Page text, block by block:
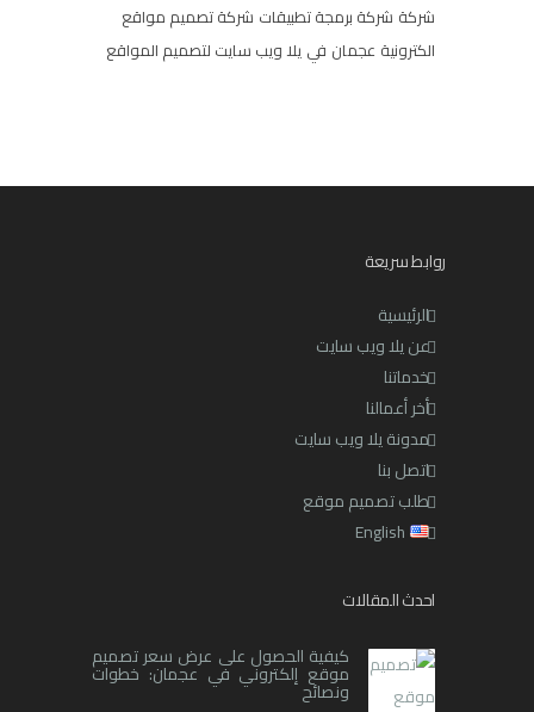
شركة شركة برمجة تطبيقات شركة تصميم مواقع
الكترونية عجمان في يلا ويب سايت لتصميم المواقع
روابط سريعة
الرئيسية
عن يلا ويب سايت
خدماتنا
أخر أعمالنا
مدونة يلا ويب سايت
اتصل بنا
طلب تصميم موقع
English
احدث المقالات
كيفية الحصول على عرض سعر تصميم
موقع إلكتروني في عجمان: خطوات
ونصائح